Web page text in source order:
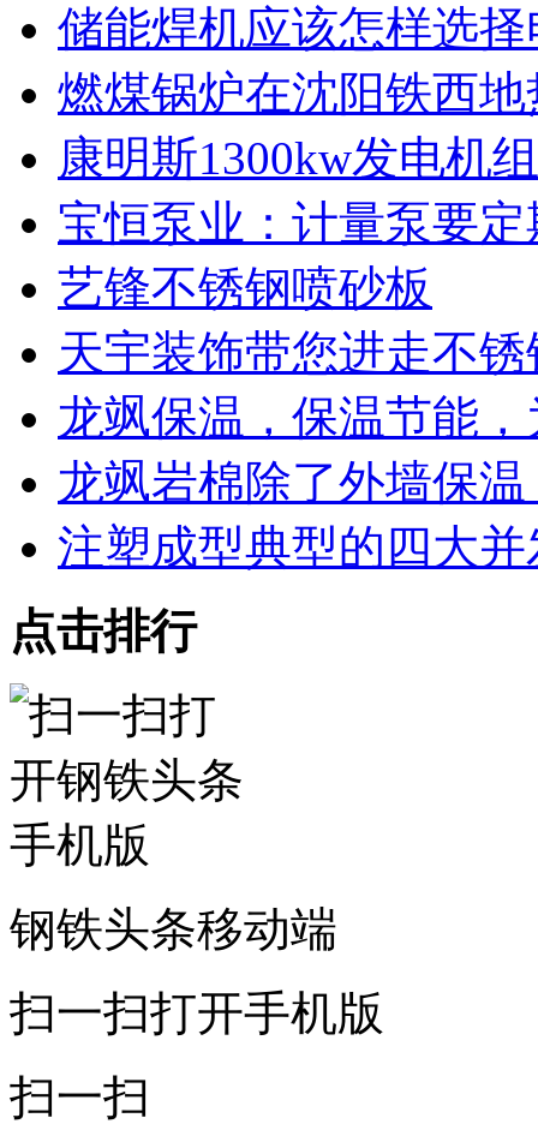
储能焊机应该怎样选
燃煤锅炉在沈阳铁西
康明斯1300kw发电机
宝恒泵业：计量泵要
艺锋不锈钢喷砂板
天宇装饰带您进走不
龙飒保温，保温节能
龙飒岩棉除了外墙保
注塑成型典型的四大并
点击排行
钢铁头条移动端
扫一扫打开手机版
扫一扫